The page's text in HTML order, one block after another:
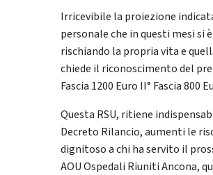
Irricevibile la proiezione
personale che in questi mesi
rischiando la propria vita e
chiede il riconoscimento del
Fascia 1200 Euro II° Fascia 800
Questa RSU, ritiene
Decreto Rilancio, aumenti le
dignitoso a chi ha servito il
AOU Ospedali Riuniti Ancona,